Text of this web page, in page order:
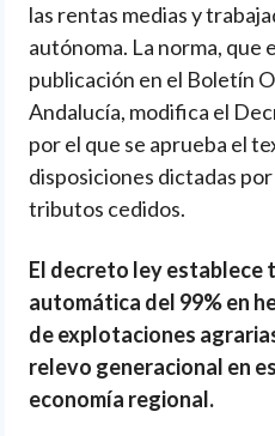
las rentas medias y
autónoma. La norma, que
publicación en el Boletín
Andalucía, modifica el
por el que se aprueba el
disposiciones dictadas
tributos cedidos.
El decreto ley establece
automática del 99% en
de explotaciones
relevo generacional en
economía regional.